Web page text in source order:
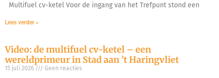
Multifuel cv-ketel Voor de ingang van het Trefpunt stond een
Lees verder »
Video: de multifuel cv-ketel – een
wereldprimeur in Stad aan ’t Haringvliet
15 juli 2026 Geen reacties